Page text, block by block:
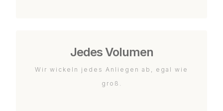
Jedes Volumen
Wir wickeln jedes Anliegen ab, egal wie
groß.